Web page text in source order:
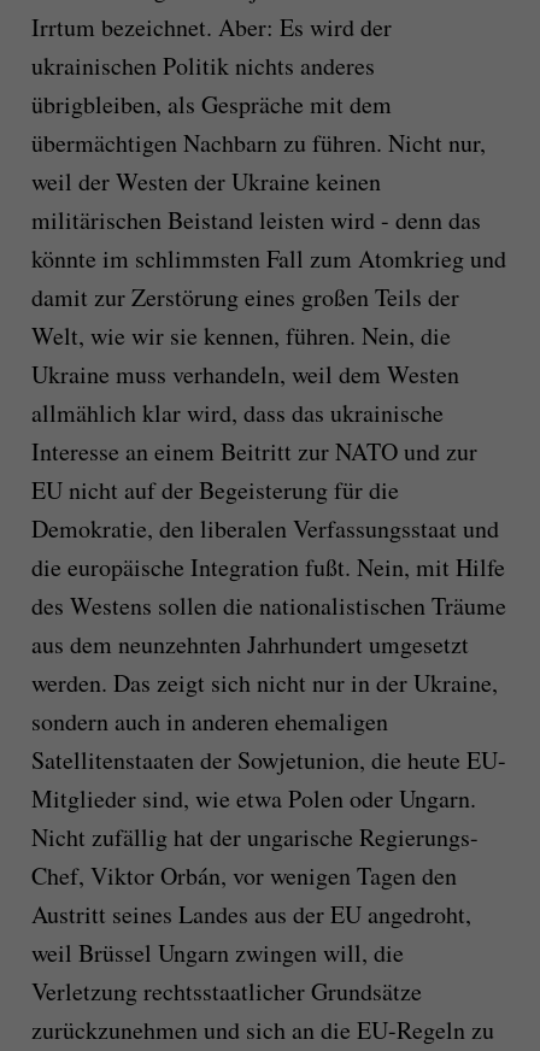
Irrtum bezeichnet. Aber: Es wird der
ukrainischen Politik nichts anderes
übrigbleiben, als Gespräche mit dem
übermächtigen Nachbarn zu führen. Nicht nur,
weil der Westen der Ukraine keinen
militärischen Beistand leisten wird - denn das
könnte im schlimmsten Fall zum Atomkrieg und
damit zur Zerstörung eines großen Teils der
Welt, wie wir sie kennen, führen. Nein, die
Ukraine muss verhandeln, weil dem Westen
allmählich klar wird, dass das ukrainische
Interesse an einem Beitritt zur NATO und zur
EU nicht auf der Begeisterung für die
Demokratie, den liberalen Verfassungsstaat und
die europäische Integration fußt. Nein, mit Hilfe
des Westens sollen die nationalistischen Träume
aus dem neunzehnten Jahrhundert umgesetzt
werden. Das zeigt sich nicht nur in der Ukraine,
sondern auch in anderen ehemaligen
Satellitenstaaten der Sowjetunion, die heute EU-
Mitglieder sind, wie etwa Polen oder Ungarn.
Nicht zufällig hat der ungarische Regierungs-
Chef, Viktor Orbán, vor wenigen Tagen den
Austritt seines Landes aus der EU angedroht,
weil Brüssel Ungarn zwingen will, die
Verletzung rechtsstaatlicher Grundsätze
zurückzunehmen und sich an die EU-Regeln zu